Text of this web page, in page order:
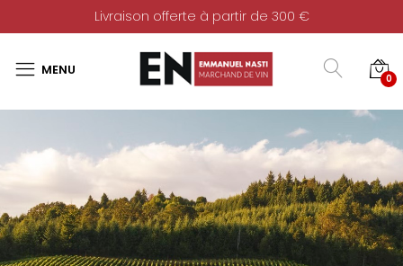
Livraison offerte à partir de 300 €
0